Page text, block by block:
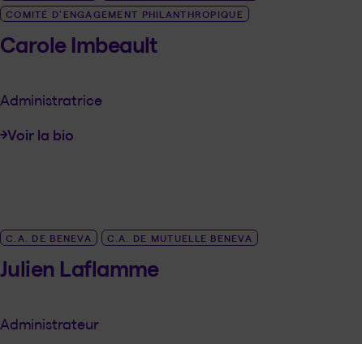
COMITÉ D’ENGAGEMENT PHILANTHROPIQUE
Carole Imbeault
Administratrice
Voir la bio
LINK_SR_DE Carole Imbeault
C.A. DE BENEVA C.A. DE MUTUELLE BENEVA
Julien Laflamme
Administrateur